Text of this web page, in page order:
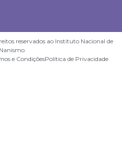
reservados ao Instituto Nacional de
Nanismo
e CondiçõesPolítica de Privacidade